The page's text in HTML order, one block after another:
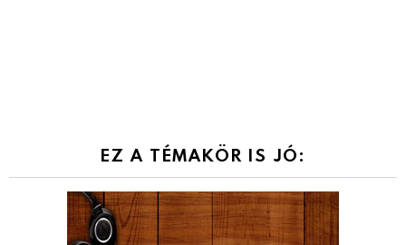
EZ A TÉMAKÖR IS JÓ: